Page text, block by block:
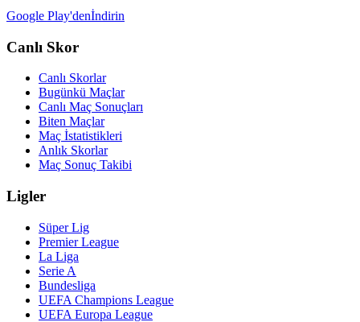
Google Play'denİndirin
Canlı Skor
Canlı Skorlar
Bugünkü Maçlar
Canlı Maç Sonuçları
Biten Maçlar
Maç İstatistikleri
Anlık Skorlar
Maç Sonuç Takibi
Ligler
Süper Lig
Premier League
La Liga
Serie A
Bundesliga
UEFA Champions League
UEFA Europa League